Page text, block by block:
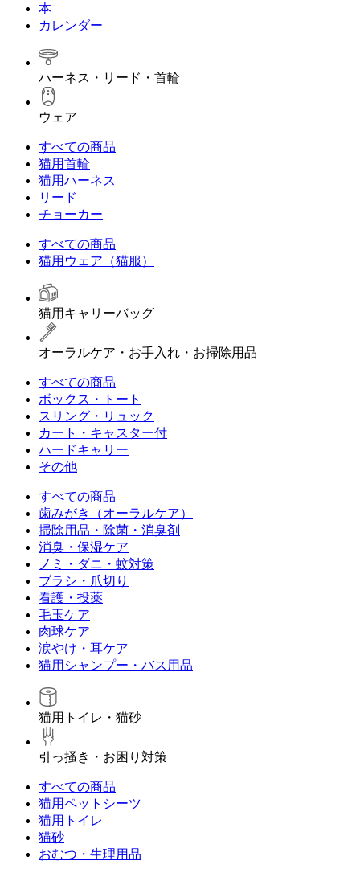
本
カレンダー
ハーネス・リード・首輪
ウェア
すべての商品
猫用首輪
猫用ハーネス
リード
チョーカー
すべての商品
猫用ウェア（猫服）
猫用キャリーバッグ
オーラルケア・お手入れ・お掃除用品
すべての商品
ボックス・トート
スリング・リュック
カート・キャスター付
ハードキャリー
その他
すべての商品
歯みがき（オーラルケア）
掃除用品・除菌・消臭剤
消臭・保湿ケア
ノミ・ダニ・蚊対策
ブラシ・爪切り
看護・投薬
毛玉ケア
肉球ケア
涙やけ・耳ケア
猫用シャンプー・バス用品
猫用トイレ・猫砂
引っ掻き・お困り対策
すべての商品
猫用ペットシーツ
猫用トイレ
猫砂
おむつ・生理用品